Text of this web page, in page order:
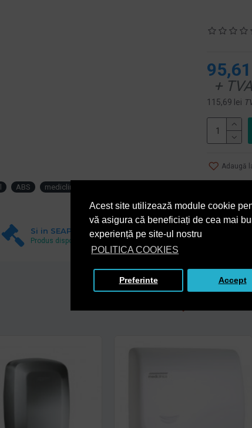
Acest site utilizează module cookie
vă asigura că beneficiați de cea mai
experiență pe site-ul nostru
POLITICA COOKIES
Preferinte Accept
+ TVA
115,69 lei
Adaugă
ABS mediclinics
Si in SEAP
Produs disponibil si pe www.e-licitatie.ro
Cel mai
Ai gasit